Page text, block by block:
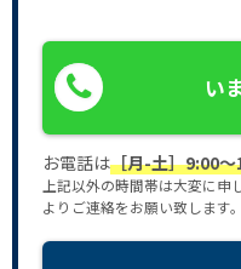
い
お電話は［月-土］9:00
上記以外の時間帯は大変に申
よりご連絡をお願い致します。